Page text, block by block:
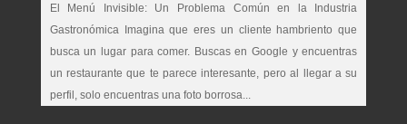
El Menú Invisible: Un Problema Común en la Industria
Gastronómica Imagina que eres un cliente hambriento que
busca un lugar para comer. Buscas en Google y encuentras
un restaurante que te parece interesante, pero al llegar a su
perfil, solo encuentras una foto borrosa...